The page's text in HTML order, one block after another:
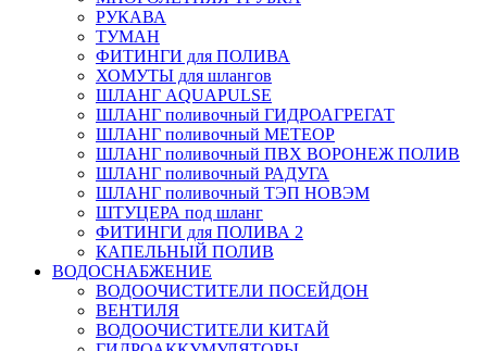
РУКАВА
ТУМАН
ФИТИНГИ для ПОЛИВА
ХОМУТЫ для шлангов
ШЛАНГ AQUAPULSE
ШЛАНГ поливочный ГИДРОАГРЕГАТ
ШЛАНГ поливочный МЕТЕОР
ШЛАНГ поливочный ПВХ ВОРОНЕЖ ПОЛИВ
ШЛАНГ поливочный РАДУГА
ШЛАНГ поливочный ТЭП НОВЭМ
ШТУЦЕРА под шланг
ФИТИНГИ для ПОЛИВА 2
КАПЕЛЬНЫЙ ПОЛИВ
ВОДОСНАБЖЕНИЕ
ВОДООЧИСТИТЕЛИ ПОСЕЙДОН
ВЕНТИЛЯ
ВОДООЧИСТИТЕЛИ КИТАЙ